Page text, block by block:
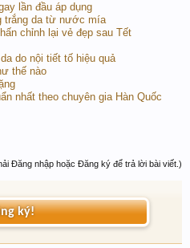
lần đầu áp dụng
trắng da từ nước mía
chỉnh lại vẻ đẹp sau Tết
do nội tiết tố hiệu quả
thế nào
nhất theo chuyên gia Hàn Quốc
Đăng nhập hoặc Đăng ký để trả lời bài viết.)
ký!